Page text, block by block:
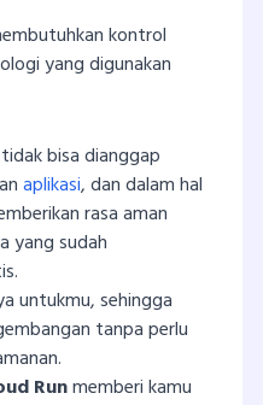
kontrol
yang digunakan
bisa dianggap
aplikasi, dan dalam hal
rasa aman
yang sudah
untukmu, sehingga
tanpa perlu
Runmemberi kamu